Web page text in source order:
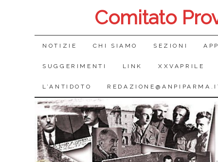
Comitato
SALTA
IL
CONTENUTO
NOTIZIE CHI SIAMO SEZIONI
SUGGERIMENTI LINK XXVAPRILE
L’ANTIDOTO